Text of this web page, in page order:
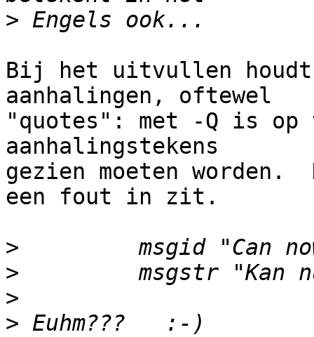
>
Bij het uitvullen houdt
aanhalingen, oftewel
"quotes": met -Q is op
aanhalingstekens
gezien moeten
een fout in zit.
>
>
>
>